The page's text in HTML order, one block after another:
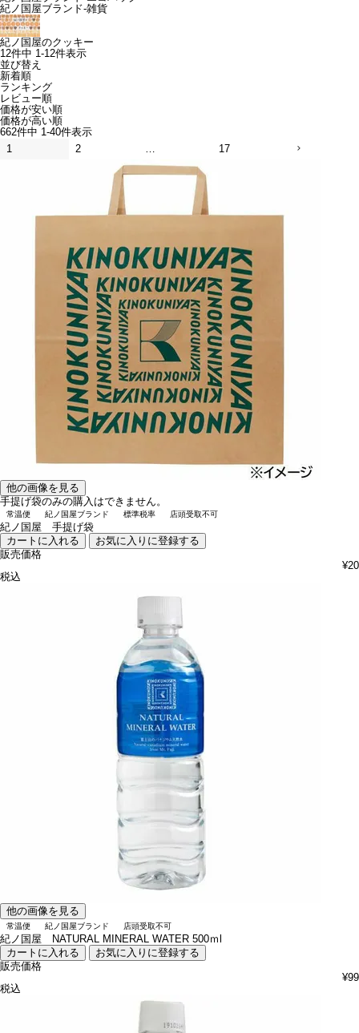
紀ノ国屋ブランド-雑貨
紀ノ国屋のクッキー
12件中 1 -12件表示
並び替え
新着順
ランキング
レビュー順
価格が安い順
価格が高い順
662件中 1 -40件表示
1
2 17
他の画像を見る
手提げ袋のみの購入はできません。
常温便 紀ノ国屋ブランド 標準税率 店頭受取不可
紀ノ国屋 手提げ袋
カートに入れる
お気に入りに登録する
販売価格
¥20
税込
他の画像を見る
常温便 紀ノ国屋ブランド 店頭受取不可
紀ノ国屋 NATURAL MINERAL WATER 500ｍl
カートに入れる
お気に入りに登録する
販売価格
¥99
税込